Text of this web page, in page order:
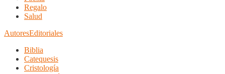
Regalo
Salud
AutoresEditoriales
Biblia
Catequesis
Cristología